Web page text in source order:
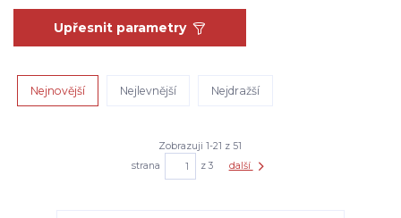
Upřesnit parametry
Nejnovější Nejlevnější Nejdražší
Zobrazuji 1-21 z 51
strana
z 3 další